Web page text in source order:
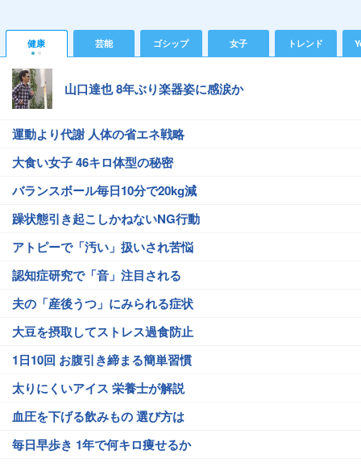
健康 芸能 ゴシップ 女子 トレンド
山口達也 8年ぶり楽器姿に感涙か
運動より代謝 人体の省エネ戦略
大食い女子 46キロ体型の秘密
バランスボール毎日10分で20kg減
躁状態引き起こしかねないNG行動
アトピーで「汚い」扱いされ苦悩
認知症研究で「音」注目される
夫の「産後うつ」にみられる症状
大豆を摂取してストレス過食防止
1日10回 お腹引き締まる簡単習慣
太りにくいアイス 栄養士が解説
血圧を下げる飲みもの 選び方は
毎日早歩き 1年で何キロ痩せるか